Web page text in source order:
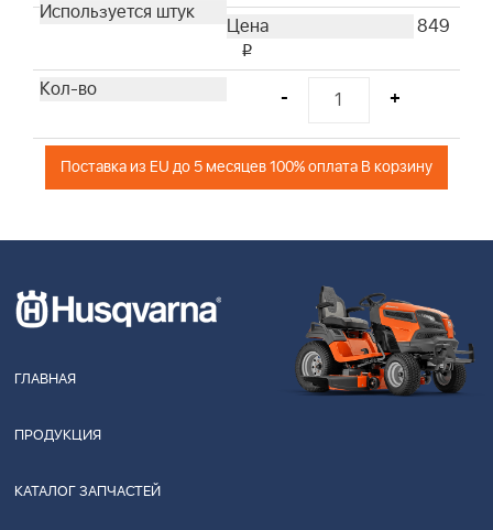
849
i
- +
Поставка из EU до 5 месяцев 100% оплата В корзину
ГЛАВНАЯ
ПРОДУКЦИЯ
КАТАЛОГ ЗАПЧАСТЕЙ